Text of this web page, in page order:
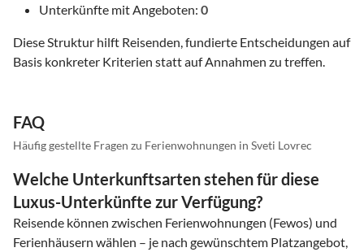
Unterkünfte mit Angeboten: 0
Diese Struktur hilft Reisenden, fundierte Entscheidungen auf
Basis konkreter Kriterien statt auf Annahmen zu treffen.
FAQ
Häufig gestellte Fragen zu Ferienwohnungen in Sveti Lovrec
Welche Unterkunftsarten stehen für diese
Luxus-Unterkünfte zur Verfügung?
Reisende können zwischen Ferienwohnungen (Fewos) und
Ferienhäusern wählen – je nach gewünschtem Platzangebot,